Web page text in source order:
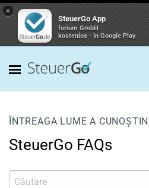
×
SteuerGo App
forium GmbH
kostenlos - In Google Play
ÎNTREAGA LUME A
SteuerGo FAQs